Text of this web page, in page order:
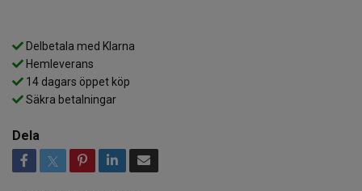
Delbetala med Klarna
Hemleverans
14 dagars öppet köp
Säkra betalningar
Dela